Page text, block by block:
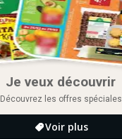
Je veux découvrir
Découvrez les offres spéciales
Voir plus